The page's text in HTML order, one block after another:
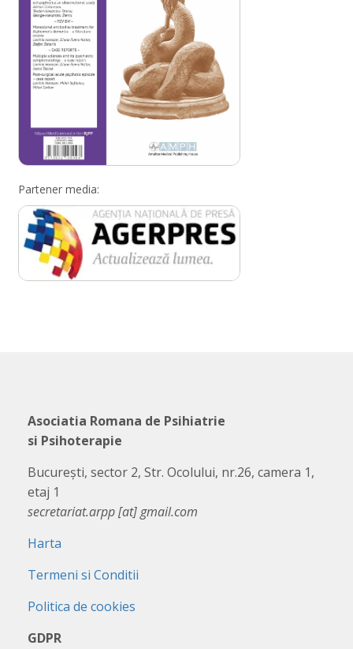
Partener media:
Asociatia Romana de Psihiatrie
si Psihoterapie
București, sector 2, Str. Ocolului, nr.26, camera 1,
etaj 1
secretariat.arpp [at] gmail.com
Harta
Termeni si Conditii
Politica de cookies
GDPR